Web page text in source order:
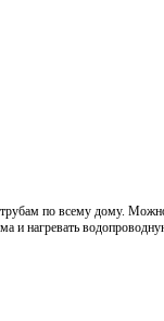
по всему дому.
и нагревать